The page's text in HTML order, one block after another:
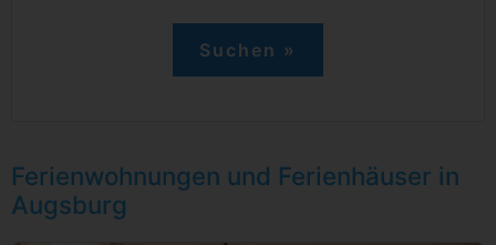
Ferienwohnungen und Ferienhäuser in
Augsburg